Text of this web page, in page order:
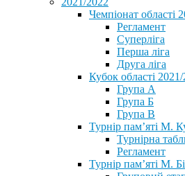
Чемпіонат області
Регламент
Суперліга
Перша ліга
Друга ліга
Кубок області
Група А
Група Б
Група В
Турнір пам’яті М.
Турнірна
Регламент
Турнір пам’яті М.